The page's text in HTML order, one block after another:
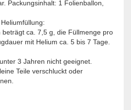
Packungsinhalt: 1 Folienballon,
beträgt ca. 7,5 g, die Füllmenge pro
mit Helium ca. 5 bis 7 Tage.
3 Jahren nicht geeignet.
Teile verschluckt oder